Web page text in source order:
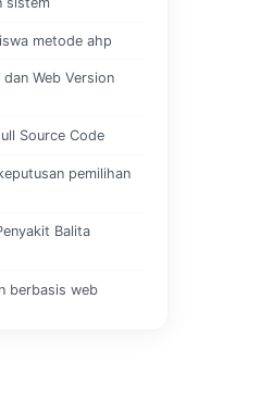
metode ahp
Web Version
Source Code
pemilihan
Balita
berbasis web